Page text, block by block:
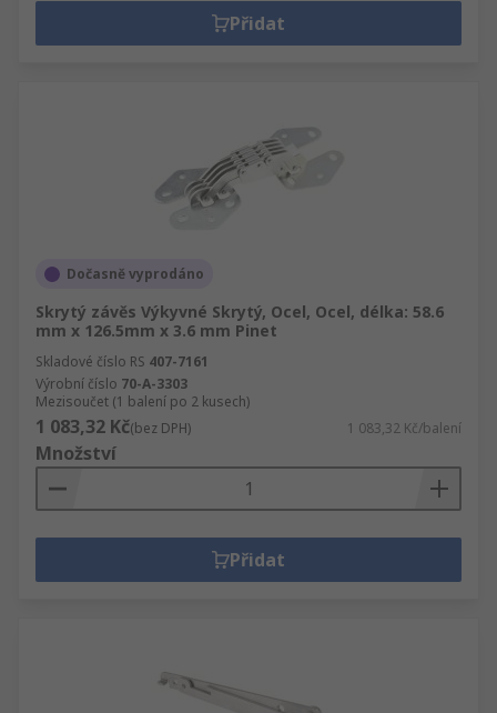
Přidat
Dočasně vyprodáno
Skrytý závěs Výkyvné Skrytý, Ocel, Ocel, délka: 58.6
mm x 126.5mm x 3.6 mm Pinet
Skladové číslo RS 407-7161
Výrobní číslo 70-A-3303
Mezisoučet (1 balení po 2 kusech)
1 083,32 Kč(bez DPH) 1 083,32 Kč/balení
Množství
Přidat